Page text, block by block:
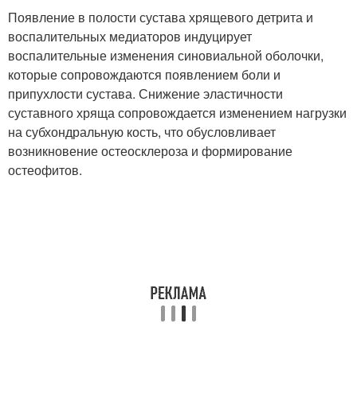
Появление в полости сустава хрящевого детрита и
воспалительных медиаторов индуцирует
воспалительные изменения синовиальной оболочки,
которые сопровождаются появлением боли и
припухлости сустава. Снижение эластичности
суставного хряща сопровождается изменением нагрузки
на субхондральную кость, что обусловливает
возникновение остеосклероза и формирование
остеофитов.